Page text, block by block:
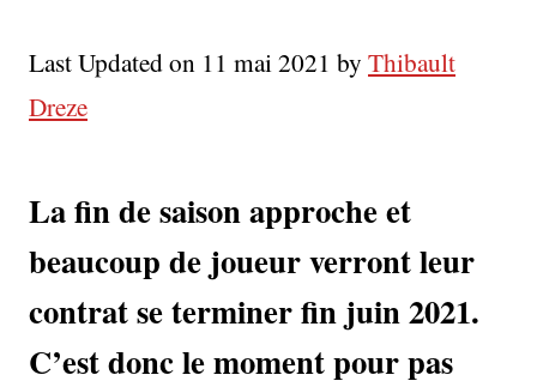
Last Updated on 11 mai 2021 by Thibault
Dreze
La fin de saison approche et
beaucoup de joueur verront leur
contrat se terminer fin juin 2021.
C’est donc le moment pour pas